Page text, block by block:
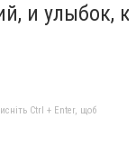
и улыбок,
Ctrl + Enter, щоб